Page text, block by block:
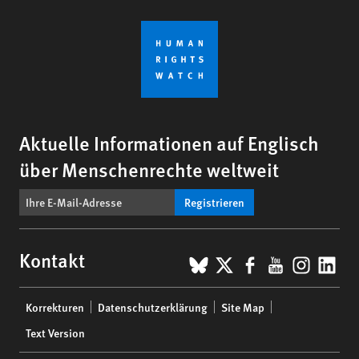
Aktuelle Informationen auf Englisch
über Menschenrechte weltweit
Registrieren
Kontakt BlueSky
X Facebook
YouTube
menu
Korrekturen Datenschutzerklärung
Site Map
Text Version